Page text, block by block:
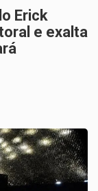
Erick
e exalta